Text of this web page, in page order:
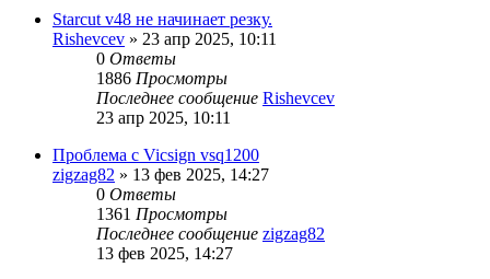
Starcut v48 не начинает резку.
Rishevcev » 23 апр 2025, 10:11
0 Ответы
1886 Просмотры
Последнее сообщение Rishevcev
23 апр 2025, 10:11
Проблема с Vicsign vsq1200
zigzag82 » 13 фев 2025, 14:27
0 Ответы
1361 Просмотры
Последнее сообщение zigzag82
13 фев 2025, 14:27